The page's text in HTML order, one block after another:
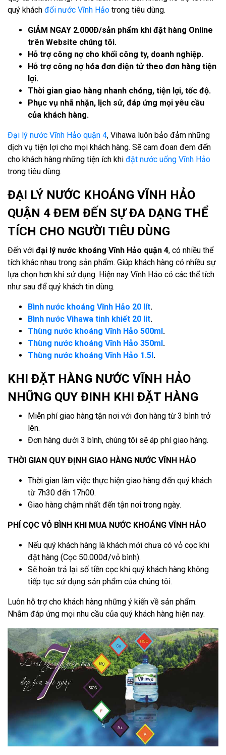
quý khách đổi nước Vĩnh Hảo trong tiêu dùng.
GIẢM NGAY 2.000Đ/sản phẩm khi đặt hàng Online
trên Website chúng tôi.
Hỗ trợ công nợ cho khối công ty, doanh nghiệp.
Hỗ trợ công nợ hóa đơn điện tử theo đơn hàng tiện
lợi.
Thời gian giao hàng nhanh chóng, tiện lợi, tốc độ.
Phục vụ nhã nhặn, lịch sử, đáp ứng mọi yêu cầu
của khách hàng.
Đại lý nước Vĩnh Hảo quận 4, Vihawa luôn bảo đảm những
dịch vụ tiện lợi cho mọi khách hàng. Sẽ cam đoan đem đến
cho khách hàng những tiện ích khi đặt nước uống Vĩnh Hảo
trong tiêu dùng.
ĐẠI LÝ NƯỚC KHOÁNG VĨNH HẢO
QUẬN 4 ĐEM ĐẾN SỰ ĐA DẠNG THỂ
TÍCH CHO NGƯỜI TIÊU DÙNG
Đến với đại lý nước khoáng Vĩnh Hảo quận 4, có nhiều thể
tích khác nhau trong sản phẩm. Giúp khách hàng có nhiều sự
lựa chọn hơn khi sử dụng. Hiện nay Vĩnh Hảo có các thể tích
như sau để quý khách tin dùng.
Bình nước khoáng Vĩnh Hảo 20 lít.
Bình nước Vihawa tinh khiết 20 lit.
Thùng nước khoáng Vĩnh Hảo 500ml.
Thùng nước khoáng Vĩnh Hảo 350ml.
Thùng nước khoáng Vĩnh Hảo 1.5l.
KHI ĐẶT HÀNG NƯỚC VĨNH HẢO
NHỮNG QUY ĐINH KHI ĐẶT HÀNG
Miễn phí giao hàng tận nơi với đơn hàng từ 3 bình trở
lên.
Đơn hàng dưới 3 bình, chúng tôi sẽ áp phí giao hàng.
THỜI GIAN QUY ĐỊNH GIAO HÀNG NƯỚC VĨNH HẢO
Thời gian làm việc thực hiện giao hàng đến quý khách
từ 7h30 đến 17h00.
Giao hàng chậm nhất đến tận nơi trong ngày.
PHÍ CỌC VỎ BÌNH KHI MUA NƯỚC KHOÁNG VĨNH HẢO
Nếu quý khách hàng là khách mới chưa có vỏ cọc khi
đặt hàng (Cọc 50.000đ/vỏ bình).
Sẽ hoàn trả lại số tiền cọc khi quý khách hàng không
tiếp tục sử dụng sản phẩm của chúng tôi.
Luôn hỗ trợ cho khách hàng những ý kiến về sản phẩm.
Nhằm đáp ứng mọi nhu cầu của quý khách hàng hiện nay.